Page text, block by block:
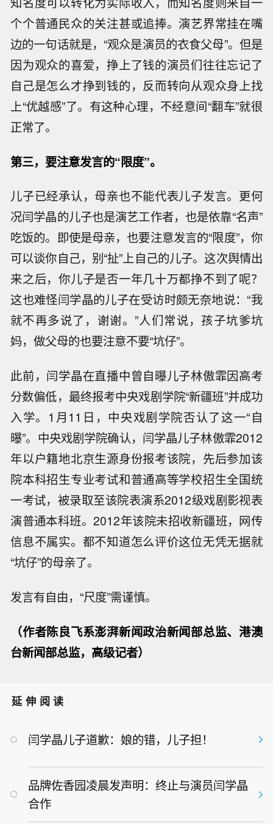
个个普通民众的关注甚或追捧。演艺界常挂在嘴
边的一句话就是，“观众是演员的衣食父母”。但是
因为观众的喜爱，挣上了钱的演员们往往忘记了
自己是怎么才挣到钱的，反而转向从观众身上找
上“优越感”了。有这种心理，不经意间“翻车”就很
正常了。
第三，要注意发言的“限度”。
儿子已经承认，母亲也不能代表儿子发言。更何
况闫学晶的儿子也是演艺工作者，也是依靠“名声”
吃饭的。即使是母亲，也要注意发言的“限度”，你
可以谈你自己，别“扯”上自己的儿子。这次舆情出
来之后，你儿子是否一年几十万都挣不到了呢？
这也难怪闫学晶的儿子在受访时颇无奈地说：“我
就不再多说了，谢谢。”人们常说，孩子坑爹坑
妈，做父母的也要注意不要“坑仔”。
此前，闫学晶在直播中曾自曝儿子林傲霏因高考
分数偏低，最终报考中央戏剧学院“新疆班”并成功
入学。1月11日，中央戏剧学院否认了这一“自
曝”。中央戏剧学院确认，闫学晶儿子林傲霏2012
年以户籍地北京生源身份报考该院，先后参加该
院本科招生专业考试和普通高等学校招生全国统
一考试，被录取至该院表演系2012级戏剧影视表
演普通本科班。2012年该院未招收新疆班，网传
信息不属实。都不知道怎么评价这位无凭无据就
“坑仔”的母亲了。
发言有自由，“尺度”需谨慎。
（作者陈良飞系澎湃新闻政治新闻部总监、港澳
台新闻部总监，高级记者）
延伸阅读
闫学晶儿子道歉：娘的错，儿子担！
品牌佐香园凌晨发声明：终止与演员闫学晶
合作